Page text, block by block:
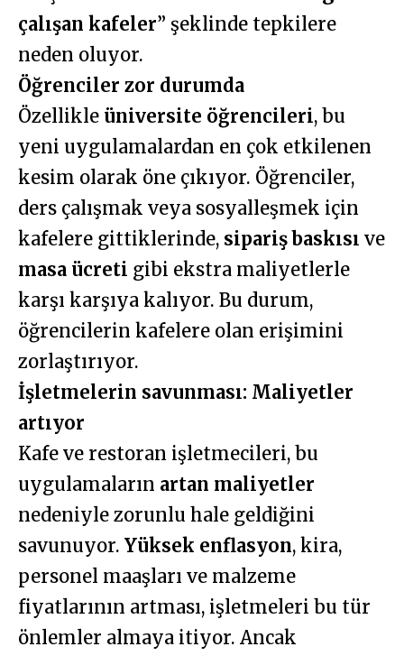
çalışan kafeler” şeklinde tepkilere
neden oluyor.
Öğrenciler zor durumda
Özellikle üniversite öğrencileri, bu
yeni uygulamalardan en çok etkilenen
kesim olarak öne çıkıyor. Öğrenciler,
ders çalışmak veya sosyalleşmek için
kafelere gittiklerinde, sipariş baskısı ve
masa ücreti gibi ekstra maliyetlerle
karşı karşıya kalıyor. Bu durum,
öğrencilerin kafelere olan erişimini
zorlaştırıyor.
İşletmelerin savunması: Maliyetler
artıyor
Kafe ve restoran işletmecileri, bu
uygulamaların artan maliyetler
nedeniyle zorunlu hale geldiğini
savunuyor. Yüksek enflasyon, kira,
personel maaşları ve malzeme
fiyatlarının artması, işletmeleri bu tür
önlemler almaya itiyor. Ancak